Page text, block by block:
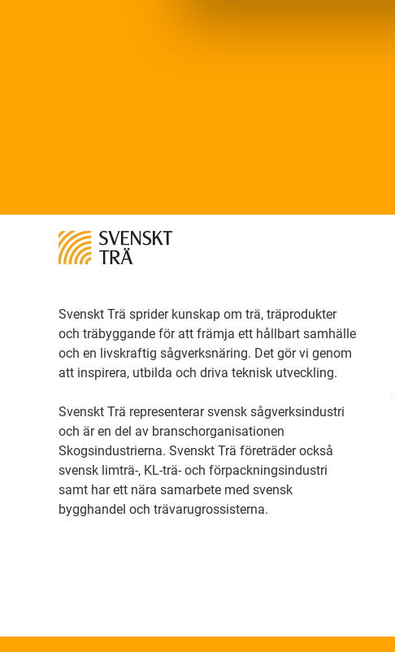
Svenskt Trä sprider kunskap om trä, träprodukter
och träbyggande för att främja ett hållbart samhälle
och en livskraftig sågverksnäring. Det gör vi genom
att inspirera, utbilda och driva teknisk utveckling.
Svenskt Trä representerar svensk sågverksindustri
och är en del av branschorganisationen
Skogsindustrierna. Svenskt Trä företräder också
svensk limträ-, KL-trä- och förpackningsindustri
samt har ett nära samarbete med svensk
bygghandel och trävarugrossisterna.